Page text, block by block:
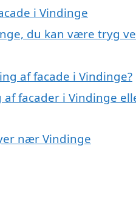
i Vindinge
du kan være tryg
af facade i Vindinge?
facader i Vindinge
nær Vindinge